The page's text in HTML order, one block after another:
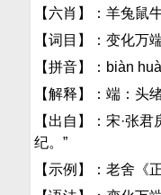
【六肖】：羊兔鼠
【词目】：变化万
【拼音】：biàn
【解释】：端：头
【出自】：宋·张
纪。”
【示例】：老舍《